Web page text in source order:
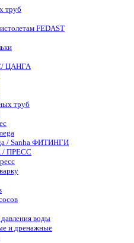
труб
FEDAST
ЦАНГА
труб
/ Sanha ФИТИНГИ
ПРЕСС
воды
и дренажные